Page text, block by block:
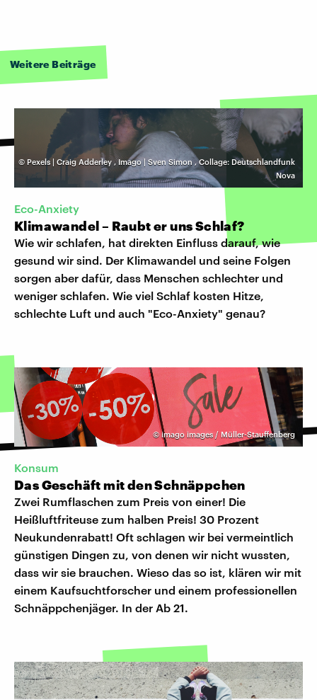
Weitere Beiträge
© Pexels | Craig Adderley,Imago | Sven Simon ,Collage: Deutschlandfunk
Nova
Eco-Anxiety
Klimawandel – Raubt er uns Schlaf?
Wie wir schlafen, hat direkten Einfluss darauf, wie
gesund wir sind. Der Klimawandel und seine Folgen
sorgen aber dafür, dass Menschen schlechter und
weniger schlafen. Wie viel Schlaf kosten Hitze,
schlechte Luft und auch "Eco-Anxiety" genau?
©imago images / Müller-Stauffenberg
Konsum
Das Geschäft mit den Schnäppchen
Zwei Rumflaschen zum Preis von einer! Die
Heißluftfriteuse zum halben Preis! 30 Prozent
Neukundenrabatt! Oft schlagen wir bei vermeintlich
günstigen Dingen zu, von denen wir nicht wussten,
dass wir sie brauchen. Wieso das so ist, klären wir mit
einem Kaufsuchtforscher und einem professionellen
Schnäppchenjäger. In der Ab 21.